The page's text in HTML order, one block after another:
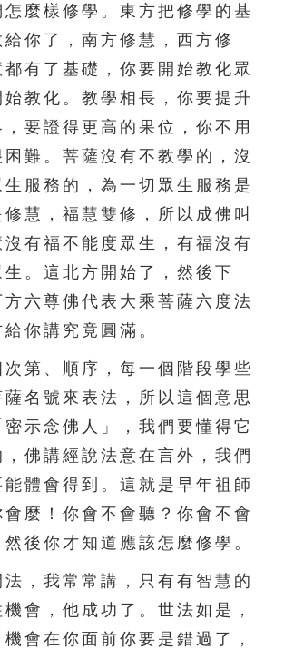
麼樣修學。東方把修學的基
你了，南方修慧，西方修
有了基礎，你要開始教化眾
教化。教學相長，你要提升
要證得更高的果位，你不用
難。菩薩沒有不教學的，沒
服務的，為一切眾生服務是
慧，福慧雙修，所以成佛叫
沒有福不能度眾生，有福沒有
。這北方開始了，然後下
六尊佛代表大乘菩薩六度法
你講究竟圓滿。
、順序，每一個階段學些
名號來表法，所以這個意思
示念佛人」，我們要懂得它
佛講經說法意在言外，我們
體會得到。這就是早年祖師
麼！你會不會聽？你會不會
後你才知道應該怎麼修學。
我常常講，只有有智慧的
會，他成功了。世法如是，
會在你面前你要是錯過了，